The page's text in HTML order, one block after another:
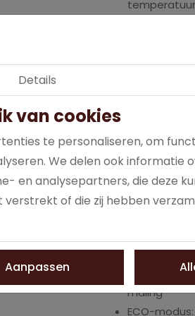
Conische
Grote
koppen
Technologie:
Pompdruk:
constante
Conische
maling
ECO-
Details
van cookies
te personaliseren, om
We delen ook informatie
en analysepartners, die deze
of die zij hebben
Aanpassen